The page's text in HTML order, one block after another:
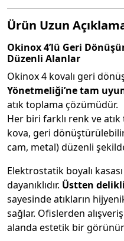
Ürün Uzun
Okinox 4’lü Geri
Düzenli Alanlar
Okinox 4 kovalı geri
Yönetmeliği’ne tam
atık toplama çözümüdür.
Her biri farklı renk ve atık
kova, geri
cam, metal) düzenli
Elektrostatik boyalı
dayanıklıdır. Üstten
sayesinde atıkların
sağlar. Ofislerden
alanda estetik bir